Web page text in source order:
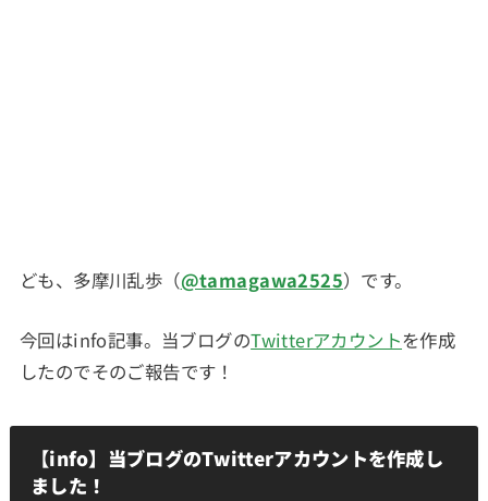
ども、多摩川乱歩（@tamagawa2525）です。
今回はinfo記事。当ブログのTwitterアカウントを作成
したのでそのご報告です！
【info】当ブログのTwitterアカウントを作成し
ました！